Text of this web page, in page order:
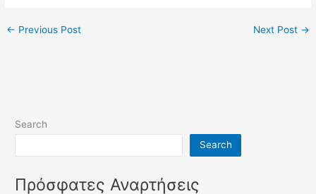
← Previous Post Next Post →
Search
Search
Πρόσφατες Αναρτήσεις